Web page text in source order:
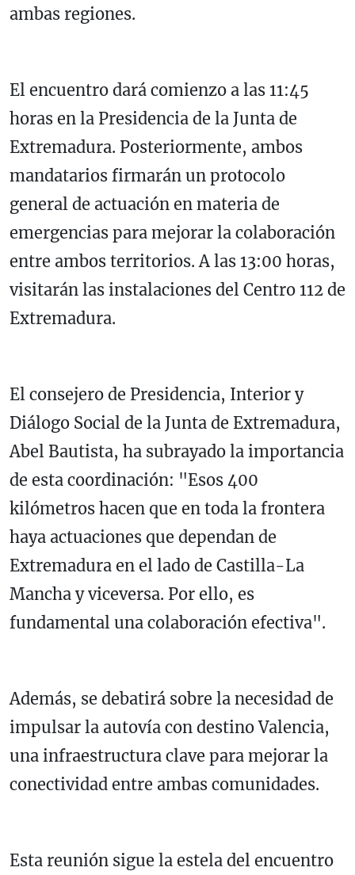
ambas regiones.
El encuentro dará comienzo a las 11:45
horas en la Presidencia de la Junta de
Extremadura. Posteriormente, ambos
mandatarios firmarán un protocolo
general de actuación en materia de
emergencias para mejorar la colaboración
entre ambos territorios. A las 13:00 horas,
visitarán las instalaciones del Centro 112 de
Extremadura.
El consejero de Presidencia, Interior y
Diálogo Social de la Junta de Extremadura,
Abel Bautista, ha subrayado la importancia
de esta coordinación: "Esos 400
kilómetros hacen que en toda la frontera
haya actuaciones que dependan de
Extremadura en el lado de Castilla-La
Mancha y viceversa. Por ello, es
fundamental una colaboración efectiva".
Además, se debatirá sobre la necesidad de
impulsar la autovía con destino Valencia,
una infraestructura clave para mejorar la
conectividad entre ambas comunidades.
Esta reunión sigue la estela del encuentro